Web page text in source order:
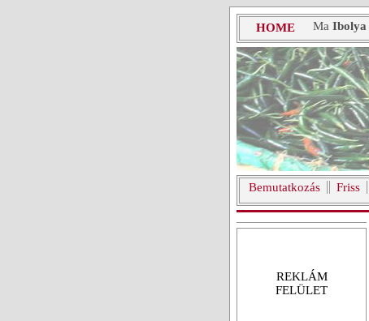
HOME Ma Ibolya
Bemutatkozás Friss
REKLÁM
FELÜLET